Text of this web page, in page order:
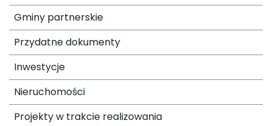
Gminy partnerskie
Przydatne dokumenty
Inwestycje
Nieruchomości
Projekty w trakcie realizowania